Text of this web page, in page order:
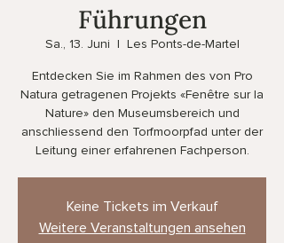
Führungen
Sa., 13. Juni
  |
Les Ponts-de-Martel
Entdecken Sie im Rahmen des von Pro
Natura getragenen Projekts «Fenêtre sur la
Nature» den Museumsbereich und
anschliessend den Torfmoorpfad unter der
Leitung einer erfahrenen Fachperson.
Keine Tickets im Verkauf
Weitere Veranstaltungen ansehen